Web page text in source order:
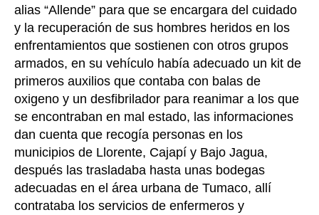
alias “Allende” para que se encargara del cuidado
y la recuperación de sus hombres heridos en los
enfrentamientos que sostienen con otros grupos
armados, en su vehículo había adecuado un kit de
primeros auxilios que contaba con balas de
oxigeno y un desfibrilador para reanimar a los que
se encontraban en mal estado, las informaciones
dan cuenta que recogía personas en los
municipios de Llorente, Cajapí y Bajo Jagua,
después las trasladaba hasta unas bodegas
adecuadas en el área urbana de Tumaco, allí
contrataba los servicios de enfermeros y